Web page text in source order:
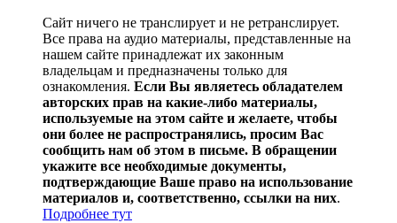
Сайт ничего не транслирует и не ретранслирует.
Все права на аудио материалы, представленные на
нашем сайте принадлежат их законным
владельцам и предназначены только для
ознакомления. Если Вы являетесь обладателем
авторских прав на какие-либо материалы,
используемые на этом сайте и желаете, чтобы
они более не распространялись, просим Вас
сообщить нам об этом в письме. В обращении
укажите все необходимые документы,
подтверждающие Ваше право на использование
материалов и, соответственно, ссылки на них.
Подробнее тут